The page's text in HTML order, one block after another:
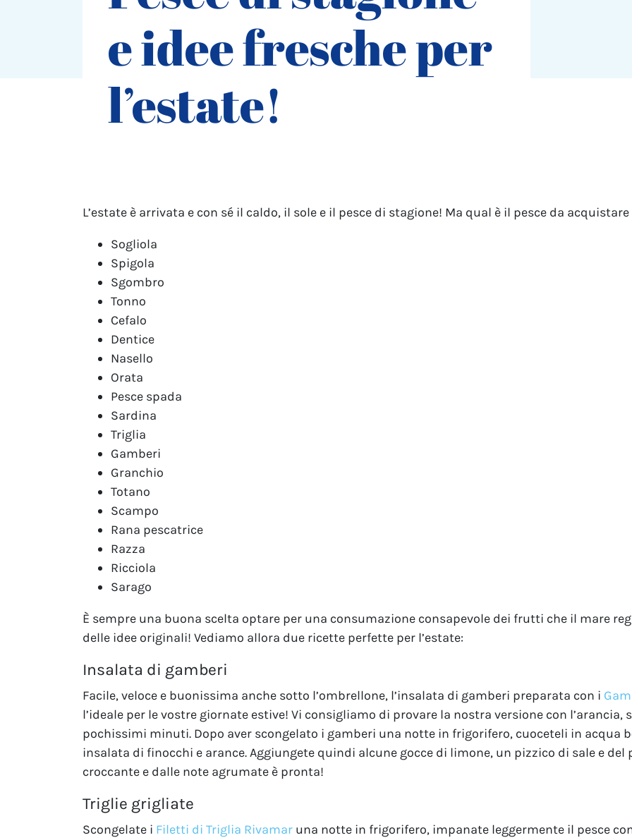
e idee fresche per
l’estate!
L’estate è arrivata e con sé il caldo, il sole e il pesce di stagione! Ma qual è il pesce da
Sogliola
Spigola
Sgombro
Tonno
Cefalo
Dentice
Nasello
Orata
Pesce spada
Sardina
Triglia
Gamberi
Granchio
Totano
Scampo
Rana pescatrice
Razza
Ricciola
Sarago
È sempre una buona scelta optare per una consumazione consapevole dei frutti che il mare
delle idee originali! Vediamo allora due ricette perfette per l’estate:
Insalata di gamberi
Facile, veloce e buonissima anche sotto l’ombrellone, l’insalata di gamberi preparata con i
l’ideale per le vostre giornate estive! Vi consigliamo di provare la nostra versione con
pochissimi minuti. Dopo aver scongelato i gamberi una notte in frigorifero, cuoceteli in acqua
insalata di finocchi e arance. Aggiungete quindi alcune gocce di limone, un pizzico di sale e
croccante e dalle note agrumate è pronta!
Triglie grigliate
Scongelate i Filetti di Triglia Rivamar una notte in frigorifero, impanate leggermente il pesce